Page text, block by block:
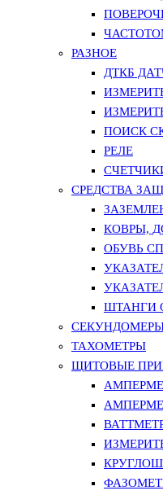
РАЗНОЕ
ДТКБ
ПОИСК
РЕЛЕ
СРЕДСТВА
КОВРЫ,
ОБУВЬ
ШТАНГИ
ТАХОМЕТРЫ
ЩИТОВЫЕ